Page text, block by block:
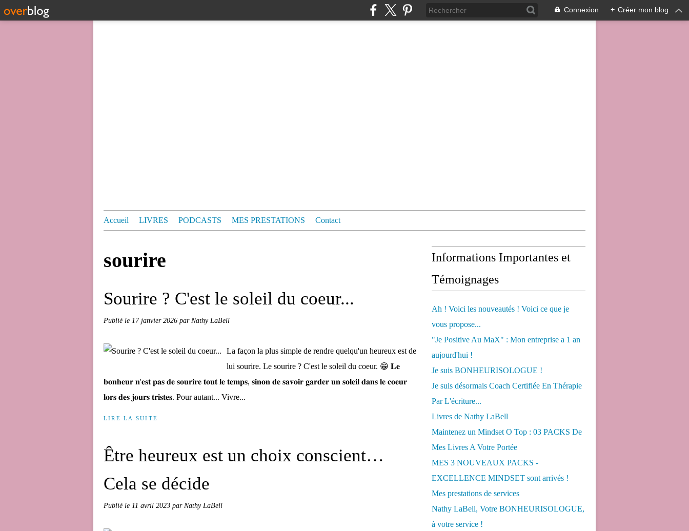
Connexion + Créer mon blog
Accueil LIVRES PODCASTS MES PRESTATIONS Contact
sourire
Sourire ? C'est le soleil du coeur...
Publié le 17 janvier 2026 par Nathy LaBell
La façon la plus simple de rendre quelqu'un heureux est de
lui sourire. Le sourire ? C'est le soleil du coeur. 😁 𝐋𝐞
𝐛𝐨𝐧𝐡𝐞𝐮𝐫 𝐧'𝐞𝐬𝐭 𝐩𝐚𝐬 𝐝𝐞 𝐬𝐨𝐮𝐫𝐢𝐫𝐞 𝐭𝐨𝐮𝐭 𝐥𝐞 𝐭𝐞𝐦𝐩𝐬, 𝐬𝐢𝐧𝐨𝐧 𝐝𝐞 𝐬𝐚𝐯𝐨𝐢𝐫 𝐠𝐚𝐫𝐝𝐞𝐫 𝐮𝐧 𝐬𝐨𝐥𝐞𝐢𝐥 𝐝𝐚𝐧𝐬 𝐥𝐞 𝐜𝐨𝐞𝐮𝐫
𝐥𝐨𝐫𝐬 𝐝𝐞𝐬 𝐣𝐨𝐮𝐫𝐬 𝐭𝐫𝐢𝐬𝐭𝐞𝐬. Pour autant... Vivre...
LIRE LA SUITE
Être heureux est un choix conscient…
Cela se décide
Publié le 11 avril 2023 par Nathy LaBell
Informations Importantes et
Témoignages
Ah ! Voici les nouveautés ! Voici ce que je
vous propose...
"Je Positive Au MaX" : Mon entreprise a 1 an
aujourd'hui !
Je suis BONHEURISOLOGUE !
Je suis désormais Coach Certifiée En Thérapie
Par L'écriture...
Livres de Nathy LaBell
Maintenez un Mindset O Top : 03 PACKS De
Mes Livres A Votre Portée
MES 3 NOUVEAUX PACKS -
EXCELLENCE MINDSET sont arrivés !
Mes prestations de services
Nathy LaBell, Votre BONHEURISOLOGUE,
à votre service !